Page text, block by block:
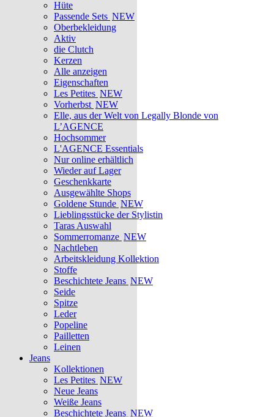
Hüte
Passende Sets NEW
Oberbekleidung
Aktiv
die Clutch
Kerzen
Alle anzeigen
Eigenschaften
Les Petites NEW
Vorherbst NEW
Elle, aus der Welt von Legally Blonde von
L’AGENCE
Hochsommer
L'AGENCE Essentials
Nur online erhältlich
Wieder auf Lager
Geschenkkarte
Ausgewählte Shops
Goldene Stunde NEW
Lieblingsstücke der Stylistin
Taras Auswahl
Sommerromanze NEW
Nachtleben
Arbeitskleidung Kollektion
Stoffe
Beschichtete Jeans NEW
Seide
Spitze
Leder
Popeline
Pailletten
Leinen
Jeans
Kollektionen
Les Petites NEW
Neue Jeans
Weiße Jeans
Beschichtete Jeans NEW